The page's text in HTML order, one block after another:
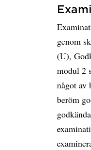
genom
(U),
modul 2
något av
beröm